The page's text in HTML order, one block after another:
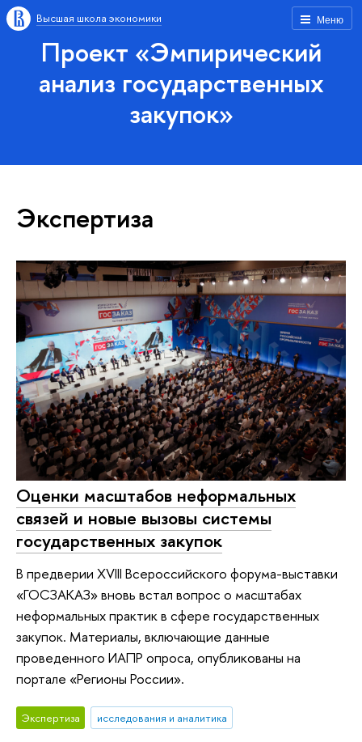
Меню
Высшая школа экономики
Проект «Эмпирический
анализ государственных
закупок»
Экспертиза
Оценки масштабов неформальных
связей и новые вызовы системы
государственных закупок
В предверии XVIII Всероссийского форума-выставки
«ГОСЗАКАЗ» вновь встал вопрос о масштабах
неформальных практик в сфере государственных
закупок. Материалы, включающие данные
проведенного ИАПР опроса, опубликованы на
портале «Регионы России».
Экспертиза исследования и аналитика